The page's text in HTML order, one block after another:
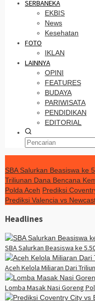
SERBANEKA
EKBIS
News
Kesehatan
FOTO
IKLAN
LAINNYA
OPINI
FEATURES
BUDAYA
PARIWISATA
PENDIDIKAN
EDITORIAL
SBA Salurkan Beasiswa ke
Triliunan Dana Bencana
Polda Aceh Prediksi
Prediksi Valencia vs
Headlines
SBA Salurkan Beasiswa ke
Aceh Kelola Miliaran Dari
Lomba Masak Nasi Goreng